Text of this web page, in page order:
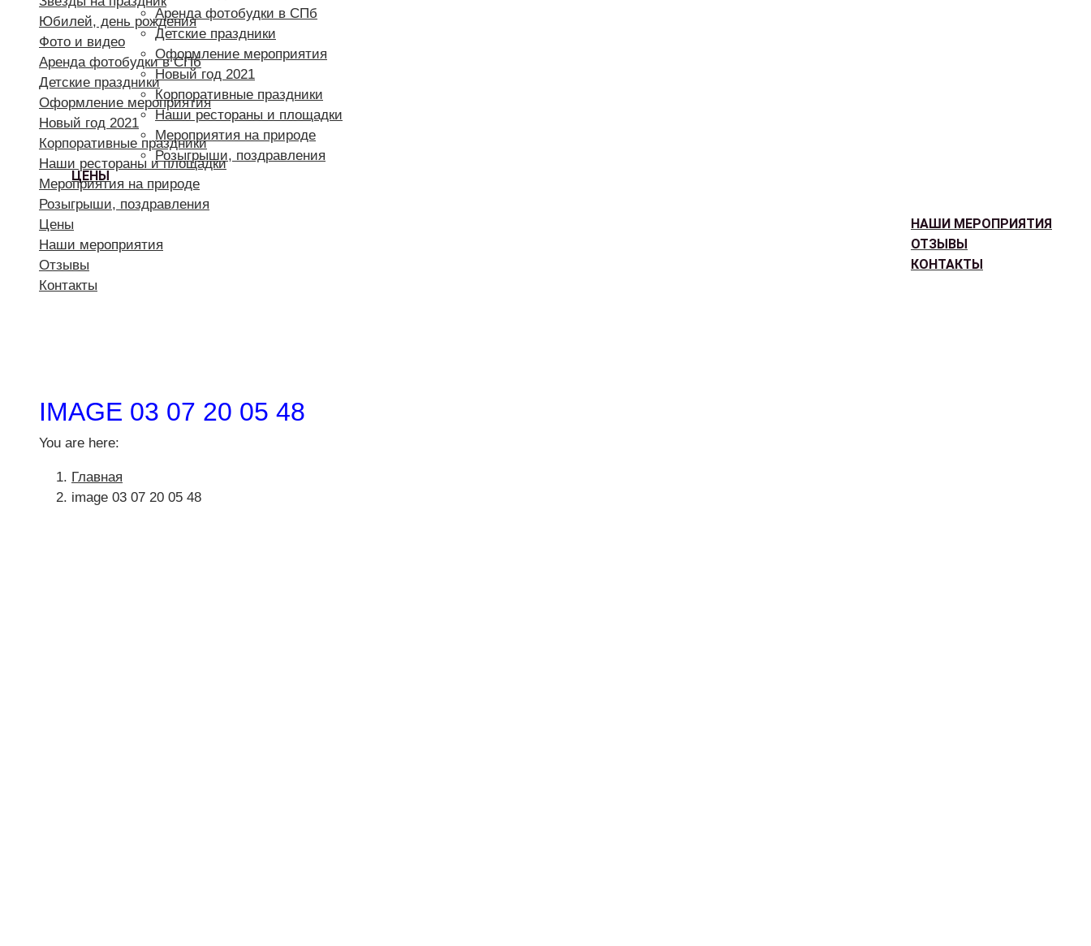
Аренда фотобудки в СПб
Детские праздники
Оформление мероприятия
Новый год 2021
Корпоративные праздники
Наши рестораны и площадки
Мероприятия на природе
Розыгрыши, поздравления
ЦЕНЫ
НАШИ МЕРОПРИЯТИЯ
ОТЗЫВЫ
КОНТАКТЫ
Юбилей, день рождения
Фото и видео
Аренда фотобудки в СПб
Детские праздники
Оформление мероприятия
Новый год 2021
Корпоративные праздники
Наши рестораны и площадки
Мероприятия на природе
Розыгрыши, поздравления
Цены
Наши мероприятия
Отзывы
Контакты
IMAGE 03 07 20 05 48
You are here:
Главная
image 03 07 20 05 48